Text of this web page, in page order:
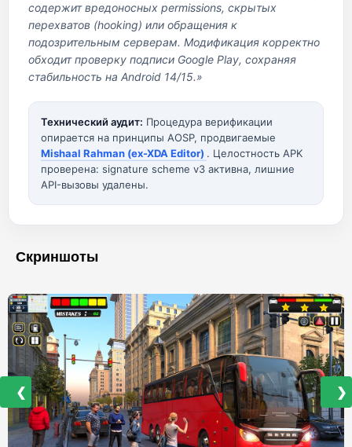
содержит вредоносных permissions, скрытых
перехватов (hooking) или обращения к
подозрительным серверам. Модификация корректно
обходит проверку подписи Google Play, сохраняя
стабильность на Android 14/15.»
Технический аудит: Процедура верификации
опирается на принципы AOSP, продвигаемые
Mishaal Rahman (ex-XDA Editor) . Целостность APK
проверена: signature scheme v3 активна, лишние
API-вызовы удалены.
Скриншоты
❮ ❯